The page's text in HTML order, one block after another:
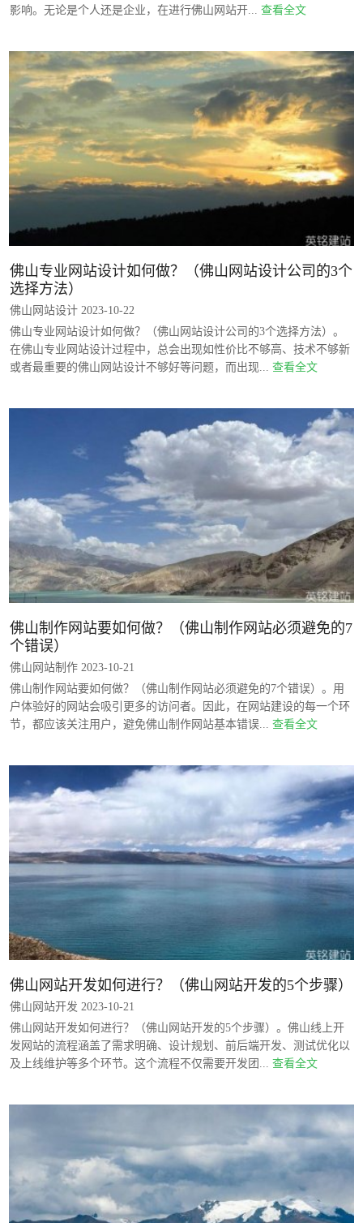
影响。无论是个人还是企业，在进行佛山网站开... 查看全文
佛山专业网站设计如何做？（佛山网站设计公司的3个
选择方法）
佛山网站设计 2023-10-22
佛山专业网站设计如何做？（佛山网站设计公司的3个选择方法）。
在佛山专业网站设计过程中，总会出现如性价比不够高、技术不够新
或者最重要的佛山网站设计不够好等问题，而出现... 查看全文
佛山制作网站要如何做？（佛山制作网站必须避免的7
个错误）
佛山网站制作 2023-10-21
佛山制作网站要如何做？（佛山制作网站必须避免的7个错误）。用
户体验好的网站会吸引更多的访问者。因此，在网站建设的每一个环
节，都应该关注用户，避免佛山制作网站基本错误... 查看全文
佛山网站开发如何进行？（佛山网站开发的5个步骤）
佛山网站开发 2023-10-21
佛山网站开发如何进行？（佛山网站开发的5个步骤）。佛山线上开
发网站的流程涵盖了需求明确、设计规划、前后端开发、测试优化以
及上线维护等多个环节。这个流程不仅需要开发团... 查看全文